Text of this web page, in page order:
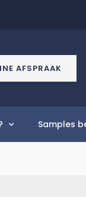
AFSPRAAK
Samples